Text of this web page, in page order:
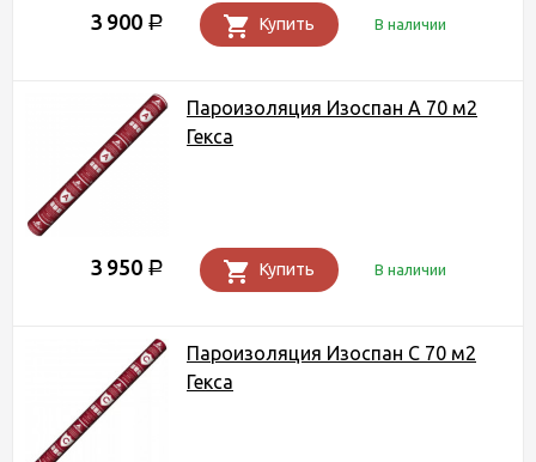
3 900 Р Купить В наличии
Пароизоляция Изоспан A 70 м2
Гекса
3 950 Р Купить В наличии
Пароизоляция Изоспан C 70 м2
Гекса